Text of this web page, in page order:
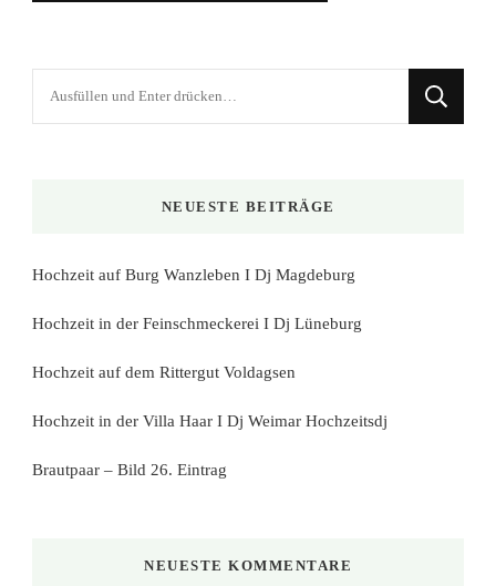
NEUESTE BEITRÄGE
Hochzeit auf Burg Wanzleben I Dj Magdeburg
Hochzeit in der Feinschmeckerei I Dj Lüneburg
Hochzeit auf dem Rittergut Voldagsen
Hochzeit in der Villa Haar I Dj Weimar Hochzeitsdj
Brautpaar – Bild 26. Eintrag
NEUESTE KOMMENTARE